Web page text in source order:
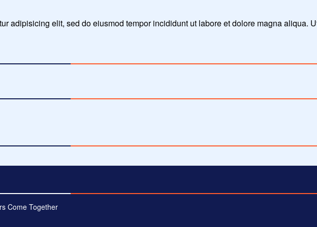
adipisicing elit, sed do eiusmod tempor incididunt ut labore et dolore magna aliqua.
Come Together